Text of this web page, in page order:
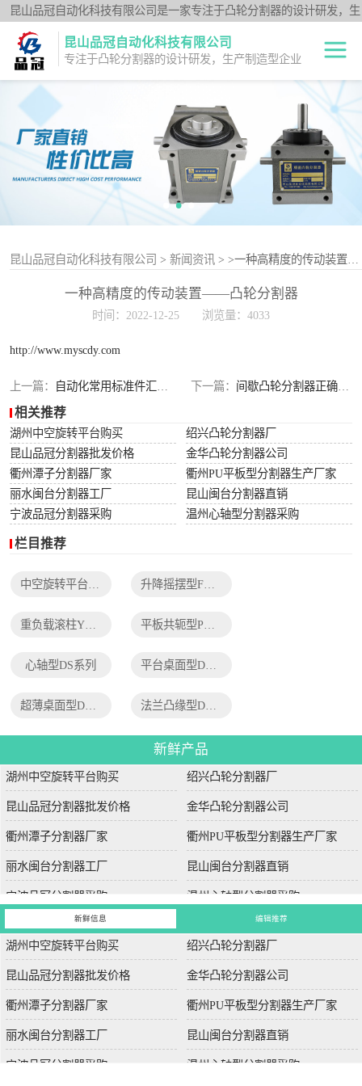
昆山品冠自动化科技有限公司是一家专注于凸轮分割器的设计研发，生
产制造型企业；闽台分割器厂家为客户提供各种高品质的数控转台第四
轴、品冠分割器：法兰型DF系列、法兰中空型DFH系列、平台桌面型
圆柱重负载型Y系列；公司凭借技术优势，可按照客户要求，提供非标
定制服务。
昆山品冠自动化科技有限公司
专注于凸轮分割器的设计研发，生产制造型企业
昆山品冠自动化科技有限公司 > 新闻资讯 > >一种高精度的传动装置——凸轮分割器
一种高精度的传动装置——凸轮分割器
时间：2022-12-25 浏览量：4033
http://www.myscdy.com
上一篇： 自动化常用标准件汇总（持续更新），请大家留言添加 下一篇： 间歇凸轮分割器正确选型应用
相关推荐
湖州中空旋转平台购买
绍兴凸轮分割器厂
昆山品冠分割器批发价格
金华凸轮分割器公司
衢州潭子分割器厂家
衢州PU平板型分割器生产厂家
丽水闽台分割器工厂
昆山闽台分割器直销
宁波品冠分割器采购
温州心轴型分割器采购
栏目推荐
升降摇摆型FH系列
心轴型DS系列 平台桌面型DT系列
法兰凸缘型DF系列
新鲜产品
湖州中空旋转平台购买 绍兴凸轮分割器厂
昆山品冠分割器批发价格 金华凸轮分割器公司
衢州潭子分割器厂家 衢州PU平板型分割器生产厂家
丽水闽台分割器工厂 昆山闽台分割器直销
宁波品冠分割器采购 温州心轴型分割器采购
新鲜信息 编辑推荐
湖州中空旋转平台购买 绍兴凸轮分割器厂
昆山品冠分割器批发价格 金华凸轮分割器公司
衢州潭子分割器厂家 衢州PU平板型分割器生产厂家
丽水闽台分割器工厂 昆山闽台分割器直销
宁波品冠分割器采购 温州心轴型分割器采购
中空旋转平台TH
系列
升降摇摆型FH系
列
重负载滚柱YT系
平板共轭型PU系
列
心轴型DS系列
平台桌面型DT系
法兰凸缘型DF系
列